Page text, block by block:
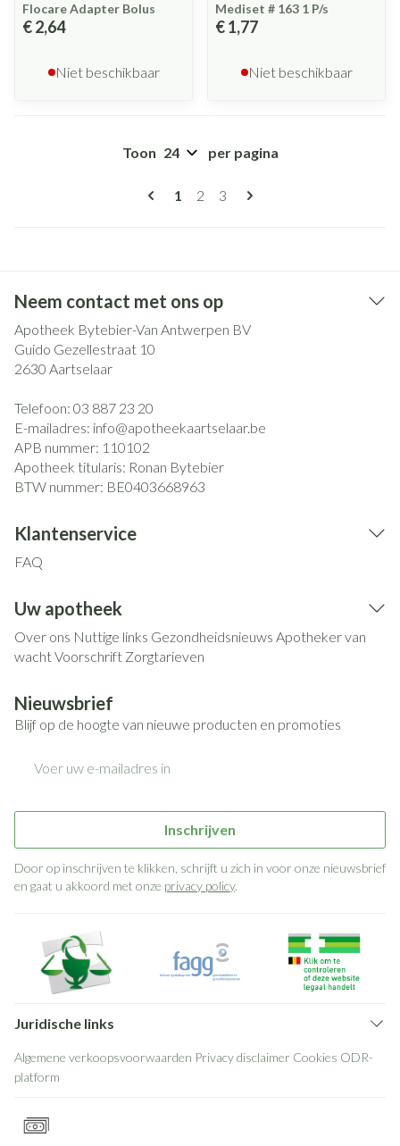
Flocare Adapter Bolus
€ 2,64
Niet beschikbaar
Mediset # 163 1 P/s
€ 1,77
Niet beschikbaar
Pagina's
U lees momenteel pagina
1 Pagina
2 Pagina
3
Toon per pagina
Neem contact met ons op
Apotheek Bytebier-Van Antwerpen BV
Guido Gezellestraat 10
2630 Aartselaar
Telefoon: 03 887 23 20
E-mailadres: info@apotheekaartselaar.be
APB nummer: 110102
Apotheek titularis: Ronan Bytebier
BTW nummer: BE0403668963
Klantenservice
FAQ
Uw apotheek
Over ons Nuttige links Gezondheidsnieuws Apotheker van
wachtVoorschrift Zorgtarieven
Nieuwsbrief
Blijf op de hoogte van nieuwe producten en promoties
Inschrijven
Door op inschrijven te klikken, schrijft u zich in voor onze nieuwsbrief
en gaat u akkoord met onze privacy policy.
Juridische links
Algemene verkoopsvoorwaarden Privacy disclaimer Cookies ODR-
platform